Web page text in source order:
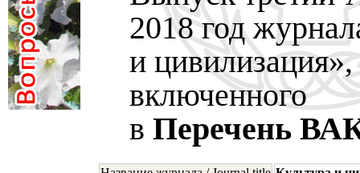
2018 год
и цивилизация»,
включенного
в Перечень